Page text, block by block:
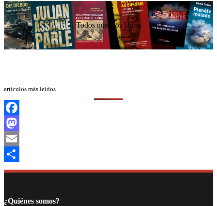
Todos nuestros libros
artículos más leídos
Facebook
Mastodon
Email
Compartir
¿Quiénes somos?